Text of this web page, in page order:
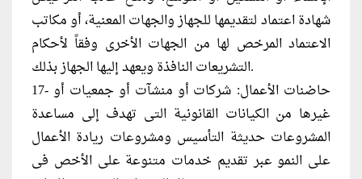
شهادة اعتماد لتقديمها للجهاز والجهات المعنية، أو مكاتب
الاعتماد المرخص لها من الجهات الأخرى وفقاً لأحكام
التشريعات النافذة ويعهد إليها الجهاز بذلك.
17- حاضنات الأعمال: شركات أو منشآت أو جمعيات أو
غيرها من الكيانات القانونية التى تهدف إلى مساعدة
المشروعات حديثة التأسيس ومشروعات ريادة الأعمال
على النمو عبر تقديم خدمات متنوعة على الأخص فى